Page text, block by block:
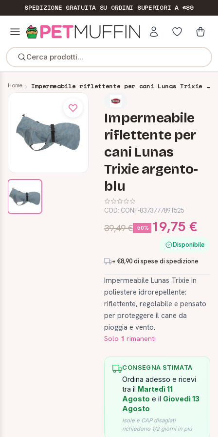
SPEDIZIONE GRATUITASU ORDINI SUPERIORI A €89
Cerca prodotti...
Home Impermeabile riflettente per cani Lunas Trixie argento-blu
Impermeabile
riflettente per
cani Lunas
Trixie argento-
blu
COD: CONF-8373777891525
39,49 € -50% 19,75 €
Disponibile
+ €8,90 di spese di spedizione
Impermeabile Lunas Trixie in
poliestere idrorepellente:
riflettente, regolabile e pensato
per proteggere il cane da
pioggia e vento.
Solo 1 rimanenti
CONSEGNA STIMATA
Ordina adesso e ricevi
tra il Martedì 11
Agosto e il Giovedì 13
Agosto
Isole e CAP disagiati
richiedono 1/2 giorni in più